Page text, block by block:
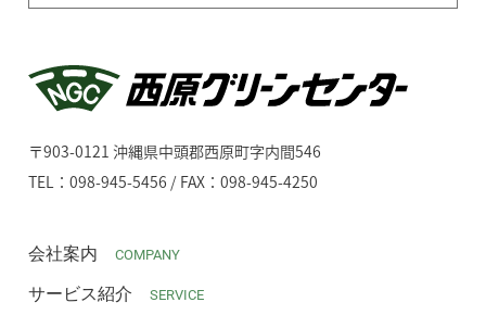
〒903-0121 沖縄県中頭郡西原町字内間546
TEL：098-945-5456 / FAX：098-945-4250
会社案内 COMPANY
サービス紹介 SERVICE